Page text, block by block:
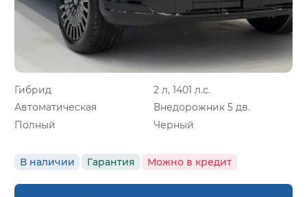
Гибрид
2 л, 1401 л.с.
Автоматическая
Внедорожник 5 дв.
Полный
Черный
В наличии Гарантия Можно в кредит